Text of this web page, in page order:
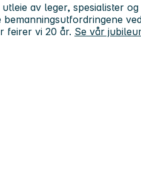
av leger, spesialister
feirer vi 20 år. Se vår